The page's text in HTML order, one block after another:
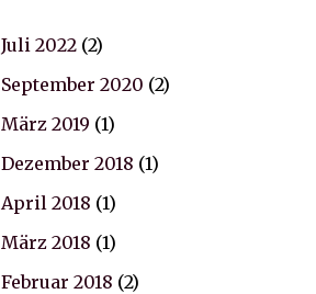
Juli 2022(2)
September 2020 (2)
März 2019 (1)
Dezember 2018 (1)
April 2018 (1)
März 2018 (1)
Februar 2018 (2)